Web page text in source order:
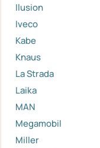
Ilusion
Iveco
Kabe
Knaus
La Strada
Laika
MAN
Megamobil
Miller